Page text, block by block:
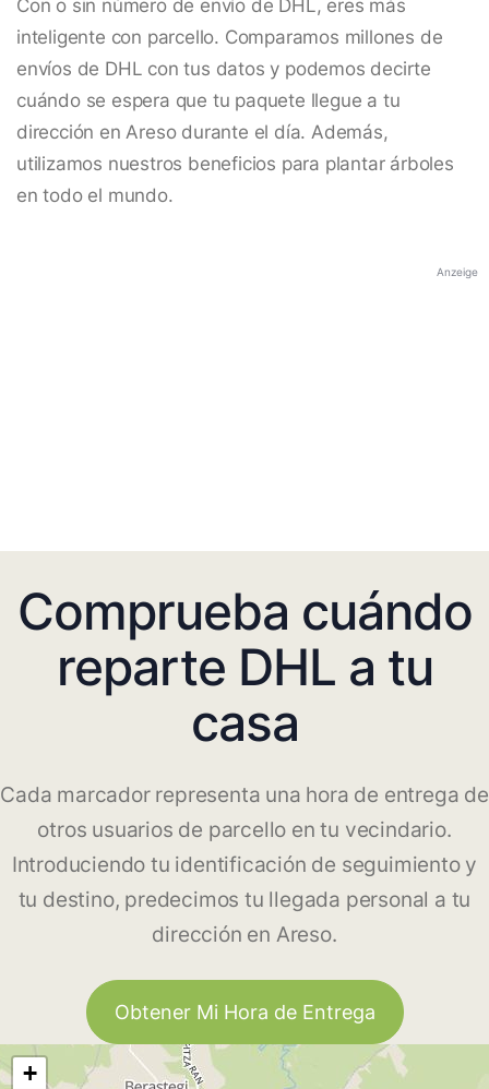
Con o sin número de envío de DHL, eres más
inteligente con parcello. Comparamos millones de
envíos de DHL con tus datos y podemos decirte
cuándo se espera que tu paquete llegue a tu
dirección en Areso durante el día. Además,
utilizamos nuestros beneficios para plantar árboles
en todo el mundo.
Anzeige
Comprueba cuándo
reparte DHL a tu
casa
Cada marcador representa una hora de entrega de
otros usuarios de parcello en tu vecindario.
Introduciendo tu identificación de seguimiento y
tu destino, predecimos tu llegada personal a tu
dirección en Areso.
Obtener Mi Hora de Entrega
+